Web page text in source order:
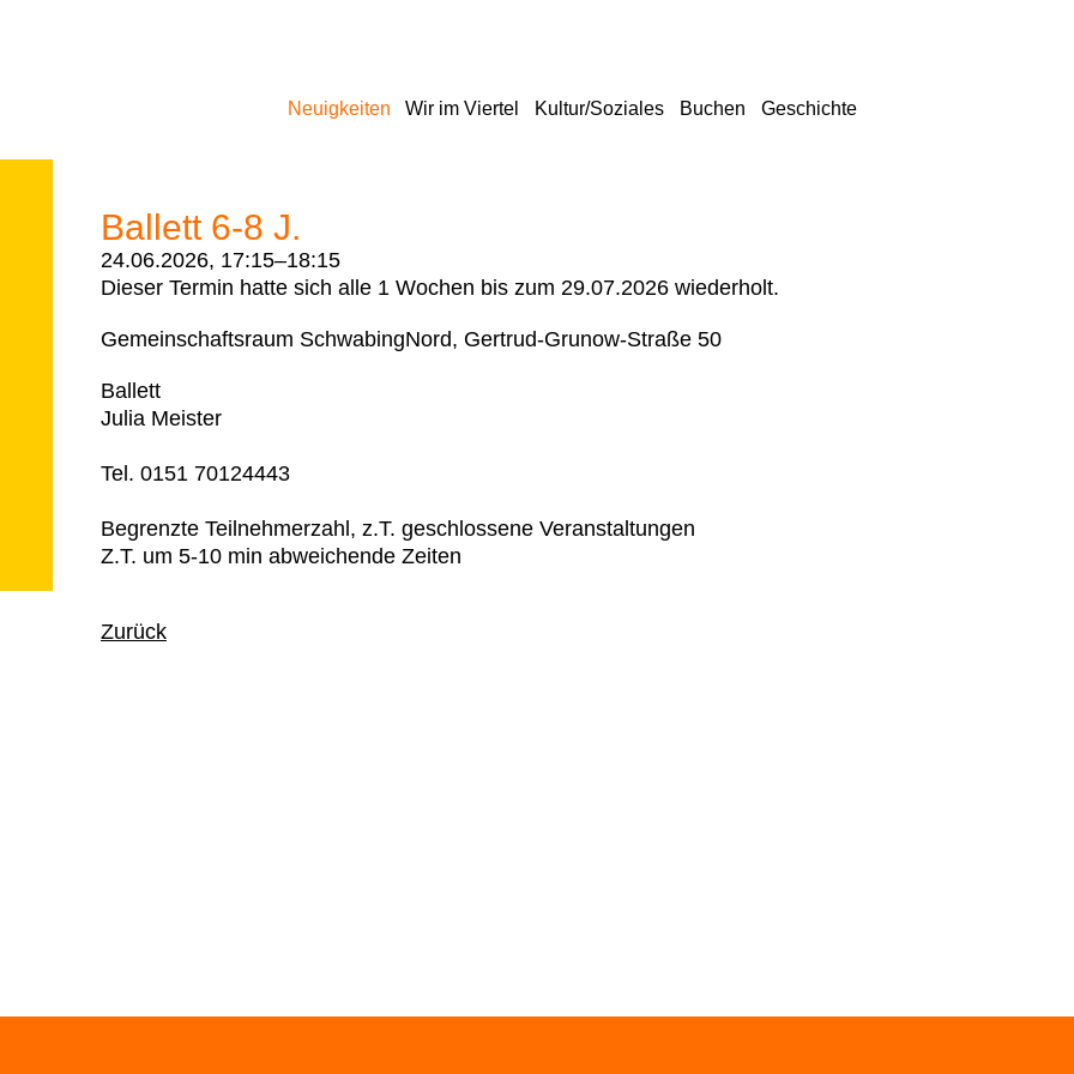
Neuigkeiten Wir im Viertel Kultur/Soziales Buchen Geschichte
Ballett 6-8 J.
24.06.2026, 17:15–18:15
Dieser Termin hatte sich alle 1 Wochen bis zum 29.07.2026 wiederholt.
Gemeinschaftsraum SchwabingNord, Gertrud-Grunow-Straße 50
Ballett
Julia Meister
Tel. 0151 70124443
Begrenzte Teilnehmerzahl, z.T. geschlossene Veranstaltungen
Z.T. um 5-10 min abweichende Zeiten
Zurück